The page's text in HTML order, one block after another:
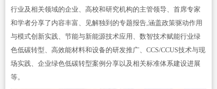
行业及相关领域的企业、高校和研究机构的主管领导、首席专家
和学者分享了内容丰富、见解独到的专题报告,涵盖政策驱动作用
与模式创新实践、节能与新能源技术应用、数智技术赋能行业绿
色低碳转型、高效能材料和设备的研发推广、CCS/CCUS技术与现
场实践、企业绿色低碳转型案例分享以及相关标准体系建设进展
等。